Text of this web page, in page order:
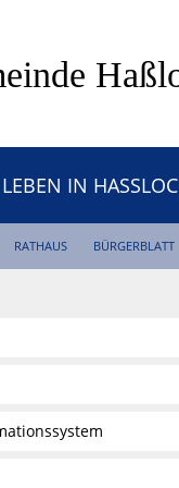
LEBEN IN HASSLOCH
RATHAUS BÜRGERBLATT